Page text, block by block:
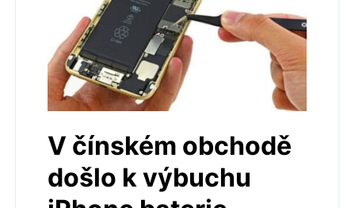
V čínském obchodě
došlo k výbuchu